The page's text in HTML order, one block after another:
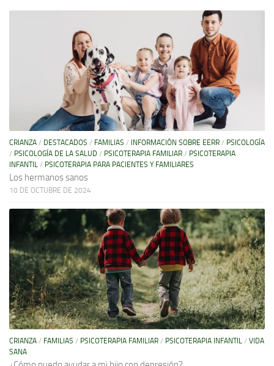
CRIANZA / DESTACADOS / FAMILIAS / INFORMACIÓN SOBRE EERR / PSICOLOGÍA
/ PSICOLOGÍA DE LA SALUD / PSICOTERAPIA FAMILIAR / PSICOTERAPIA
INFANTIL / PSICOTERAPIA PARA PACIENTES Y FAMILIARES
Los hermanos sanos
10 DE OCTUBRE DE 2024
CRIANZA / FAMILIAS / PSICOTERAPIA FAMILIAR / PSICOTERAPIA INFANTIL / VIDA
SANA